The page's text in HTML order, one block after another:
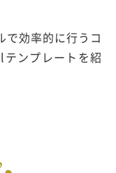
で効率的に行うコ
ンプレートを紹